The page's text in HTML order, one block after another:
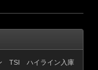
TSI ハイライン入庫